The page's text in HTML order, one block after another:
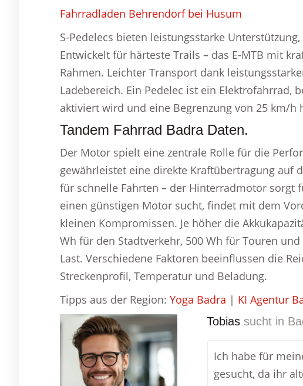
Fahrradladen Behrendorf bei Husum
S-Pedelecs bieten leistungsstarke
Entwickelt für härteste Trails – das E-MTB mit
Rahmen. Leichter Transport dank
Ladebereich. Ein Pedelec ist ein Elektrofahrrad,
aktiviert wird und eine Begrenzung von 25 km/h
Tandem Fahrrad Badra Daten.
Der Motor spielt eine zentrale Rolle für die
gewährleistet eine direkte Kraftübertragung auf
für schnelle Fahrten – der Hinterradmotor sorgt
einen günstigen Motor sucht, findet mit dem
kleinen Kompromissen. Je höher die
Wh für den Stadtverkehr, 500 Wh für Touren
Last. Verschiedene Faktoren beeinflussen die
Streckenprofil, Temperatur und Beladung.
Tipps aus der Region: Yoga Badra | KI Agentur
Tobias sucht in
Ich habe für
gesucht, da ihr